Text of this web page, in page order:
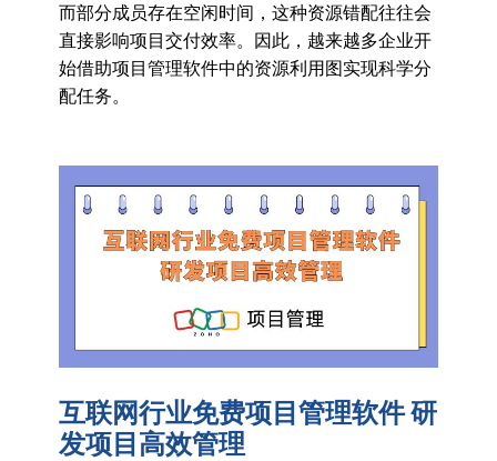
而部分成员存在空闲时间，这种资源错配往往会
直接影响项目交付效率。因此，越来越多企业开
始借助项目管理软件中的资源利用图实现科学分
配任务。
互联网行业免费项目管理软件 研
发项目高效管理